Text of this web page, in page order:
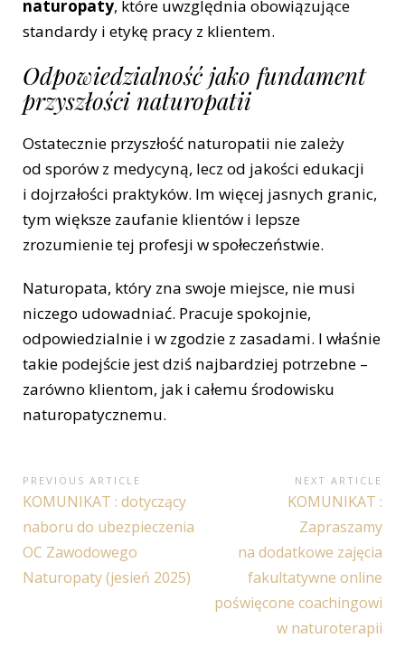
naturopaty, które uwzględnia obowiązujące
standardy i etykę pracy z klientem.
Odpowiedzialność jako fundament
przyszłości naturopatii
Ostatecznie przyszłość naturopatii nie zależy
od sporów z medycyną, lecz od jakości edukacji
i dojrzałości praktyków. Im więcej jasnych granic,
tym większe zaufanie klientów i lepsze
zrozumienie tej profesji w społeczeństwie.
Naturopata, który zna swoje miejsce, nie musi
niczego udowadniać. Pracuje spokojnie,
odpowiedzialnie i w zgodzie z zasadami. I właśnie
takie podejście jest dziś najbardziej potrzebne –
zarówno klientom, jak i całemu środowisku
naturopatycznemu.
Nawigacja
wpisu
PREVIOUS ARTICLE
Previous
Article:
KOMUNIKAT : dotyczący
naboru do ubezpieczenia
OC Zawodowego
Naturopaty (jesień 2025)
NEXT ARTICLE
Next
Article:
KOMUNIKAT :
Zapraszamy
na dodatkowe zajęcia
fakultatywne online
poświęcone coachingowi
w naturoterapii